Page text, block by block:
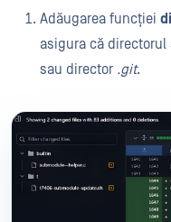
Adăugarea funcției
asigura că
sau director .git.